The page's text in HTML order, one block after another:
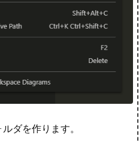
ダを作ります。